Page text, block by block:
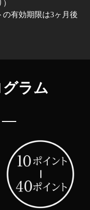
有効期限は3ヶ月後
ラム